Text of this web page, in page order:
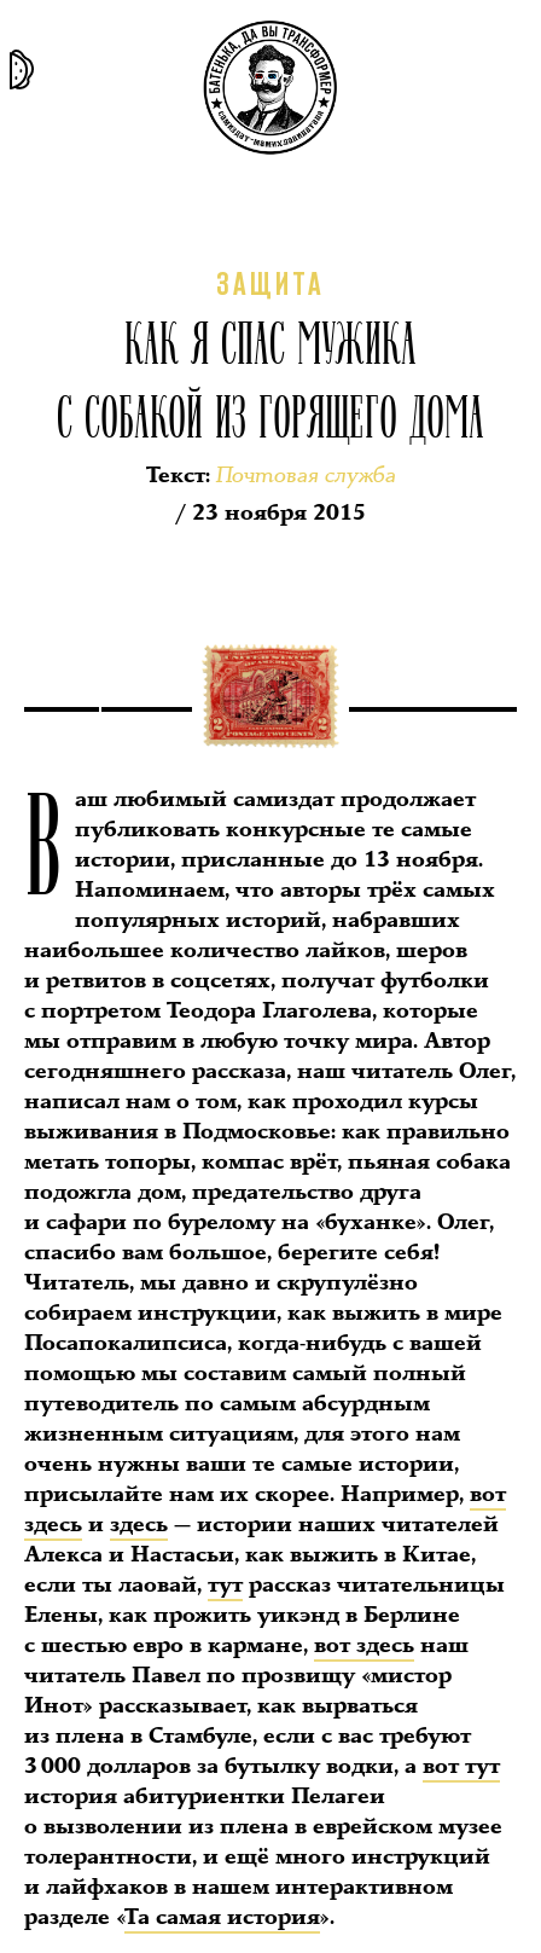
ЗАЩИТА
КАК Я СПАС МУЖИКА
С СОБАКОЙ ИЗ ГОРЯЩЕГО ДОМА
Текст:Почтовая служба
/ 23 ноября 2015
В аш любимый самиздат продолжает
публиковать конкурсные те самые
истории, присланные до 13 ноября.
Напоминаем, что авторы трёх самых
популярных историй, набравших
наибольшее количество лайков, шеров
и ретвитов в соцсетях, получат футболки
с портретом Теодора Глаголева, которые
мы отправим в любую точку мира. Автор
сегодняшнего рассказа, наш читатель Олег,
написал нам о том, как проходил курсы
выживания в Подмосковье: как правильно
метать топоры, компас врёт, пьяная собака
подожгла дом, предательство друга
и сафари по бурелому на «буханке». Олег,
спасибо вам большое, берегите себя!
Читатель, мы давно и скрупулёзно
собираем инструкции, как выжить в мире
Посапокалипсиса, когда-нибудь с вашей
помощью мы составим самый полный
путеводитель по самым абсурдным
жизненным ситуациям, для этого нам
очень нужны ваши те самые истории,
присылайте нам их скорее. Например, вот
здесь и здесь — истории наших читателей
Алекса и Настасьи, как выжить в Китае,
если ты лаовай, тутрассказ читательницы
Елены, как прожить уикэнд в Берлине
с шестью евро в кармане, вот здесь наш
читатель Павел по прозвищу «мистор
Инот» рассказывает, как вырваться
из плена в Стамбуле, если с вас требуют
3 000 долларов за бутылку водки, а вот тут
история абитуриентки Пелагеи
о вызволении из плена в еврейском музее
толерантности, и ещё много инструкций
и лайфхаков в нашем интерактивном
разделе «Та самая история».